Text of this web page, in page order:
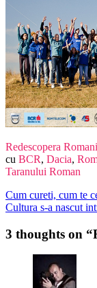
Redescopera
cu BCR, Dacia,
Taranului Roman
Post
navigation
Previous
post:
Cum cureti, cum te
Next
Cultura s-a nascut
3 thoughts on